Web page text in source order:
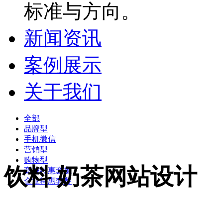
标准与方向。
新闻资讯
案例展示
关于我们
全部
品牌型
手机微信
营销型
购物型
商城特惠套餐
企业特惠套餐
饮料 奶茶网站设计